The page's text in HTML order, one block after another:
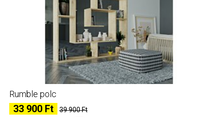
Rumble polc
33 900 Ft 39 900 Ft